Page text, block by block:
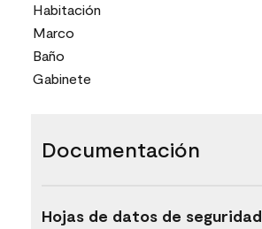
Habitación
Marco
Baño
Gabinete
Documentación
Hojas de datos de seguridad